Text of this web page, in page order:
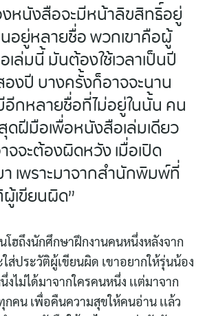
งหนังสือจะมีหน้าลิขสิทธิ์อยู่
อยู่หลายชื่อ พวกเขาคือผู้
ล่มนี้ มันต้องใช้เวลาเป็นปี
งปี บางครั้งก็อาจจะนาน
กหลายชื่อที่ไม่อยู่ในนั้น คน
ฝีมือเพื่อหนังสือเล่มเดียว
จจะต้องผิดหวัง เมื่อเปิด
เพราะมาจากสำนักพิมพ์ที่
เขียนผิด”
โฮถึงนักศึกษาฝึกงานคนหนึ่งหลังจาก
ส่ประวัติผู้เขียนผิด เขาอยากให้รุ่นน้อง
งไม่ได้มาจากใครคนหนึ่ง เเต่มาจาก
คน เพื่อคืนความสุขให้คนอ่าน เเล้ว